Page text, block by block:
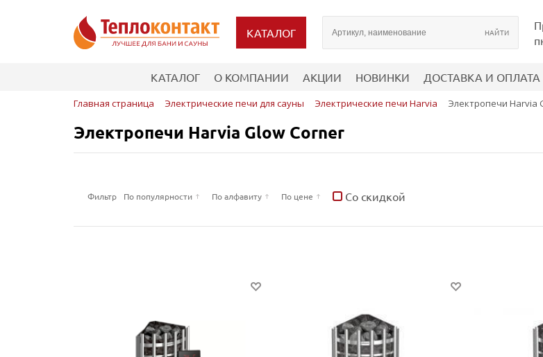
КАТАЛОГ
КАТАЛОГ О КОМПАНИИ АКЦИИ НОВИНКИ ДОСТАВКА И ОПЛАТА
Главная страница Электрические печи для сауны Электрические печи Harvia Электропечи Harvia
Электропечи Harvia Glow Corner
Фильтр По популярности По алфавиту По цене Со скидкой